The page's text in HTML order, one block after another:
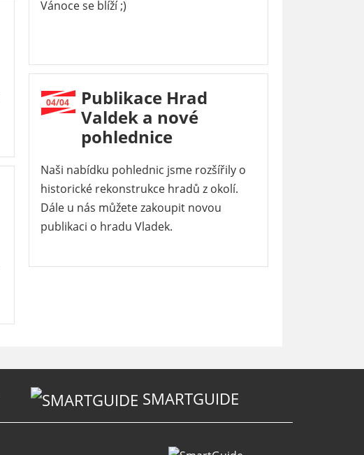
Vánoce se blíží ;)
04/04
Publikace Hrad
Valdek a nové
pohlednice
Naši nabídku pohlednic jsme rozšířily o
historické rekonstrukce hradů z okolí.
Dále u nás můžete zakoupit novou
publikaci o hradu Vladek.
SMARTGUIDE